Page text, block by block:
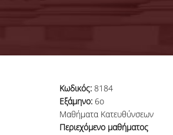
Κωδικός: 8184
Εξάμηνο: 6ο
Μαθήματα Κατευθύνσεων
Περιεχόμενο μαθήματος